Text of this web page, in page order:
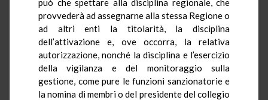
può che spettare alla disciplina regionale, che
provvederà ad assegnarne alla stessa Regione o
ad altri enti la titolarità, la disciplina
dell’attivazione e, ove occorra, la relativa
autorizzazione, nonché la disciplina e l’esercizio
della vigilanza e del monitoraggio sulla
gestione, come pure le funzioni sanzionatorie e
la nomina di membri o del presidente del collegio